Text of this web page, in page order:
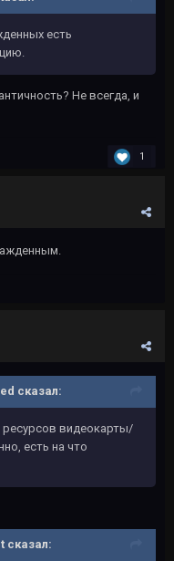
есть
Не всегда, и
1
сказал:
ресурсов видеокарты/
есть на что
сказал: